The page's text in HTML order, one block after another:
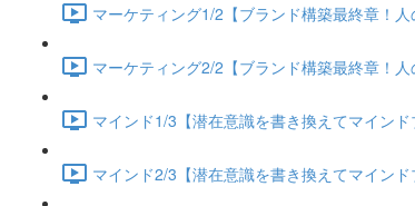
マーケティング1/2【ブランド構築最終章！
マーケティング2/2【ブランド構築最終章！
マインド1/3【潜在意識を書き換えてマイン
マインド2/3【潜在意識を書き換えてマイン